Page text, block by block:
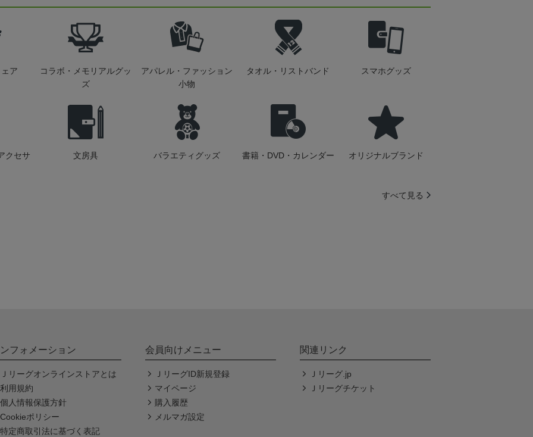
ア
コラボ・メモリアルグッ
ズ
アパレル・ファッション
小物
タオル・リストバンド スマホグッズ
クセサ 文房具 バラエティグッズ 書籍・DVD・カレンダー オリジナルブランド
すべて見る
フォメーション
Ｊリーグオンラインストアとは
利用規約
個人情報保護方針
Cookieポリシー
特定商取引法に基づく表記
会員向けメニュー
ＪリーグID新規登録
マイページ
購入履歴
メルマガ設定
関連リンク
Ｊリーグ.jp
Ｊリーグチケット